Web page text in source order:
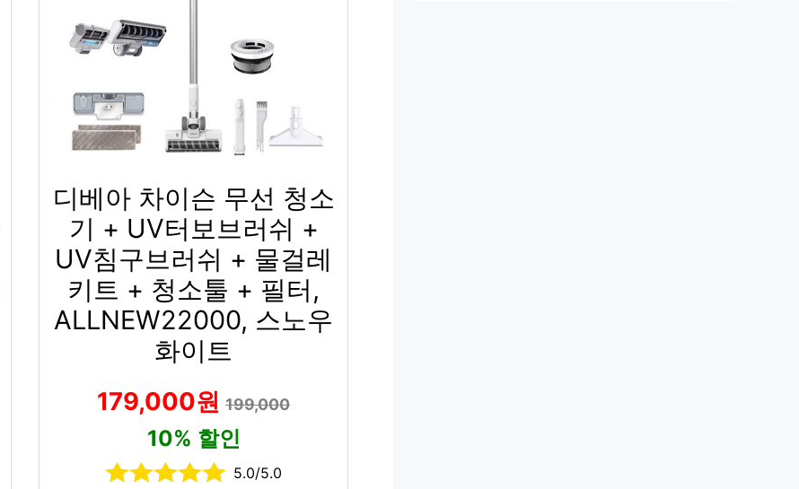
디베아 차이슨 무선 청소
기 + UV터보브러쉬 +
UV침구브러쉬 + 물걸레
키트 + 청소툴 + 필터,
ALLNEW22000, 스노우
화이트
179,000원 199,000
10% 할인
5.0/5.0